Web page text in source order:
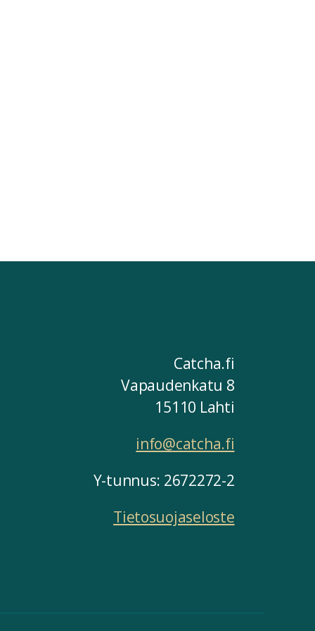
Catcha.fi
Vapaudenkatu 8
15110 Lahti
info@catcha.fi
Y-tunnus: 2672272-2
Tietosuojaseloste